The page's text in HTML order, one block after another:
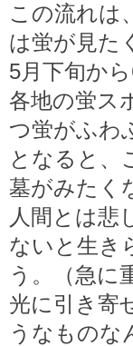
この流れは
は蛍が見た
5月下旬か
各地の蛍ス
つ蛍がふわ
となると、
墓がみたく
人間とは悲
ないと生き
う。（急に
光に引き寄
うなものな